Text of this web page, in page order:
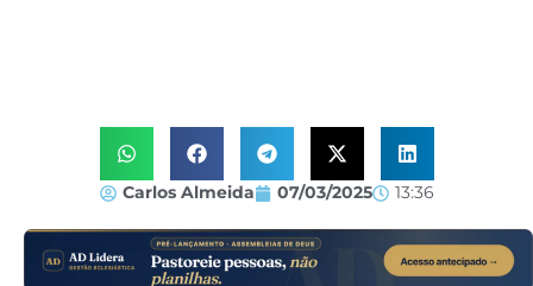
Carlos Almeida 07/03/2025 13:36